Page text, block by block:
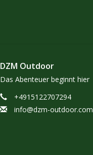
DZM Outdoor
Das Abenteuer beginnt hier
+4915122707294
info@dzm-outdoor.com